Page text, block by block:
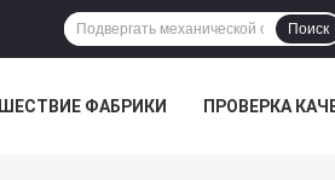
Поиск
ФАБРИКИ ПРОВЕРКА